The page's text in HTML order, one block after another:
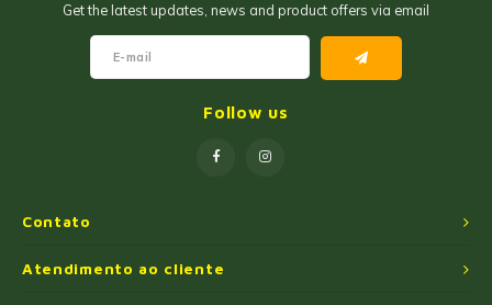
Contato
Get the latest updates, news and product offers via email
Follow us
Atendimento ao cliente